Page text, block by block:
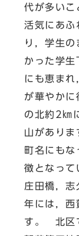
代が多いこ
活気にあふ
り，学生
かった学
にも恵ま
が華やかに
の北約2㎞
山がありま
町名にも
徴となっ
庄田橋，
年には，西
す。 北区